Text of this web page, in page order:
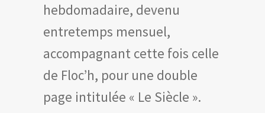
hebdomadaire, devenu
entretemps mensuel,
accompagnant cette fois celle
de Floc’h, pour une double
page intitulée « Le Siècle ».